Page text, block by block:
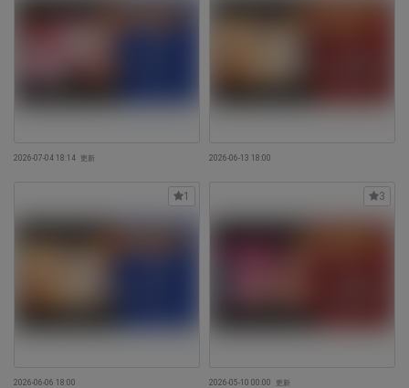
2026-07-04 18:14 更新 2026-06-13 18:00
2026-06-06 18:00
1
2026-05-10 00:00 更新
3